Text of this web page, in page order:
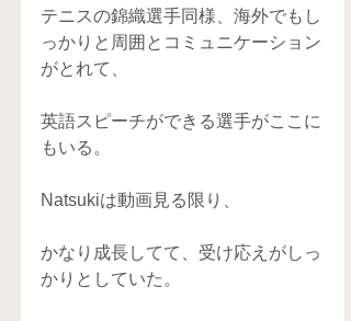
テニスの錦織選手同様、海外でもし
っかりと周囲とコミュニケーション
がとれて、
英語スピーチができる選手がここに
もいる。
Natsukiは動画見る限り、
かなり成長してて、受け応えがしっ
かりとしていた。